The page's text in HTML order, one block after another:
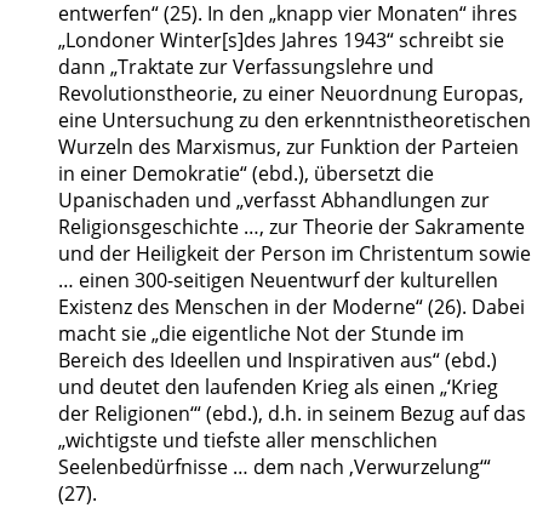
entwerfen“ (25). In den „knapp vier Monaten“ ihres
„Londoner Winter[s]des Jahres 1943“ schreibt sie
dann „Traktate zur Verfassungslehre und
Revolutionstheorie, zu einer Neuordnung Europas,
eine Untersuchung zu den erkenntnistheoretischen
Wurzeln des Marxismus, zur Funktion der Parteien
in einer Demokratie“ (ebd.), übersetzt die
Upanischaden und „verfasst Abhandlungen zur
Religionsgeschichte …, zur Theorie der Sakramente
und der Heiligkeit der Person im Christentum sowie
… einen 300-seitigen Neuentwurf der kulturellen
Existenz des Menschen in der Moderne“ (26). Dabei
macht sie „die eigentliche Not der Stunde im
Bereich des Ideellen und Inspirativen aus“ (ebd.)
und deutet den laufenden Krieg als einen „‘Krieg
der Religionen‘“ (ebd.), d.h. in seinem Bezug auf das
„wichtigste und tiefste aller menschlichen
Seelenbedürfnisse … dem nach ‚Verwurzelung‘“
(27).